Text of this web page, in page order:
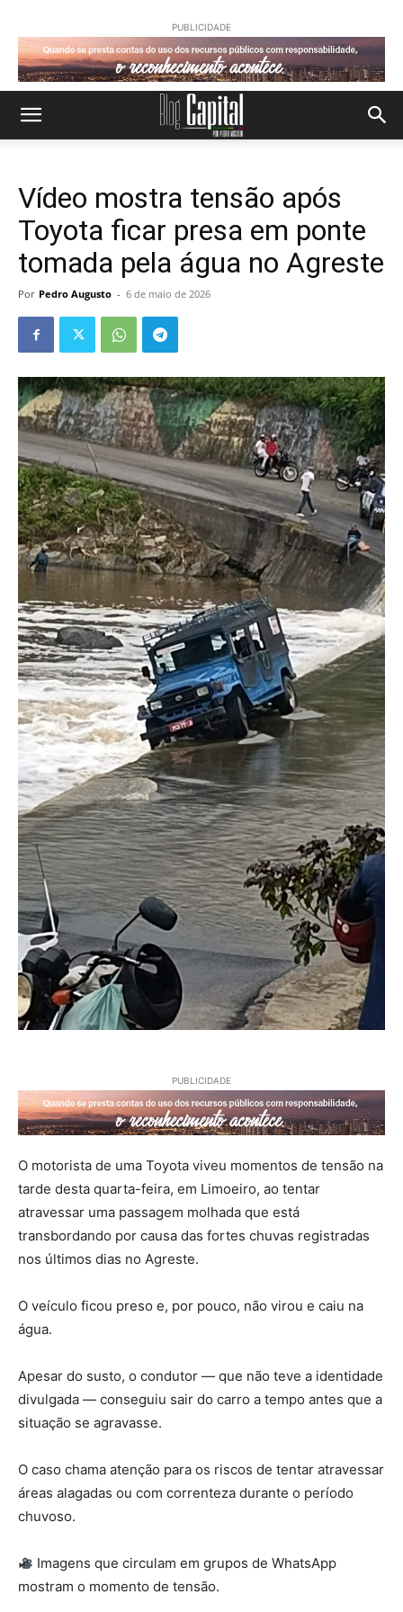
PUBLICIDADE
Vídeo mostra tensão após
Toyota ficar presa em ponte
tomada pela água no Agreste
Por Pedro Augusto - 6 de maio de 2026
PUBLICIDADE
O motorista de uma Toyota viveu momentos de tensão na
tarde desta quarta-feira, em Limoeiro, ao tentar
atravessar uma passagem molhada que está
transbordando por causa das fortes chuvas registradas
nos últimos dias no Agreste.
O veículo ficou preso e, por pouco, não virou e caiu na
água.
Apesar do susto, o condutor — que não teve a identidade
divulgada — conseguiu sair do carro a tempo antes que a
situação se agravasse.
O caso chama atenção para os riscos de tentar atravessar
áreas alagadas ou com correnteza durante o período
chuvoso.
Imagens que circulam em grupos de WhatsApp
mostram o momento de tensão.